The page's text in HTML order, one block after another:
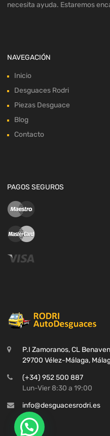
necesita ayuda. Estaremos
NAVEGACIÓN
Inicio
Desguaces Rodri
Piezas Desguace
Blog
Contacto
PAGOS SEGUROS
P.I Zamoranos, CL
29700 Vélez-Málaga,
(+34) 952 500 887
Lun-Vier 8:30 a 19:00
info@desguacesrodri.es